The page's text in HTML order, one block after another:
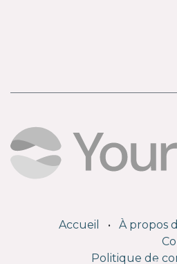
Accueil • À propos
Politique de